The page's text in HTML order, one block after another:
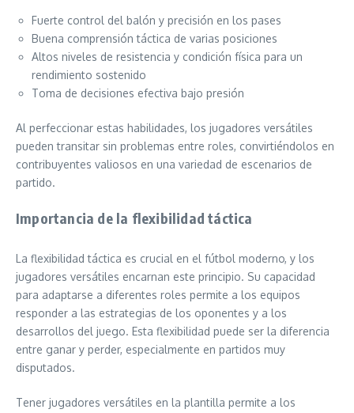
Fuerte control del balón y precisión en los pases
Buena comprensión táctica de varias posiciones
Altos niveles de resistencia y condición física para un
rendimiento sostenido
Toma de decisiones efectiva bajo presión
Al perfeccionar estas habilidades, los jugadores versátiles
pueden transitar sin problemas entre roles, convirtiéndolos en
contribuyentes valiosos en una variedad de escenarios de
partido.
Importancia de la flexibilidad táctica
La flexibilidad táctica es crucial en el fútbol moderno, y los
jugadores versátiles encarnan este principio. Su capacidad
para adaptarse a diferentes roles permite a los equipos
responder a las estrategias de los oponentes y a los
desarrollos del juego. Esta flexibilidad puede ser la diferencia
entre ganar y perder, especialmente en partidos muy
disputados.
Tener jugadores versátiles en la plantilla permite a los